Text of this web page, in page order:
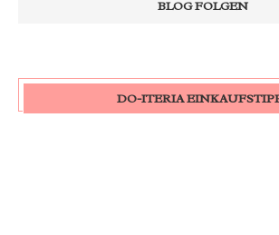
DO-ITERIA